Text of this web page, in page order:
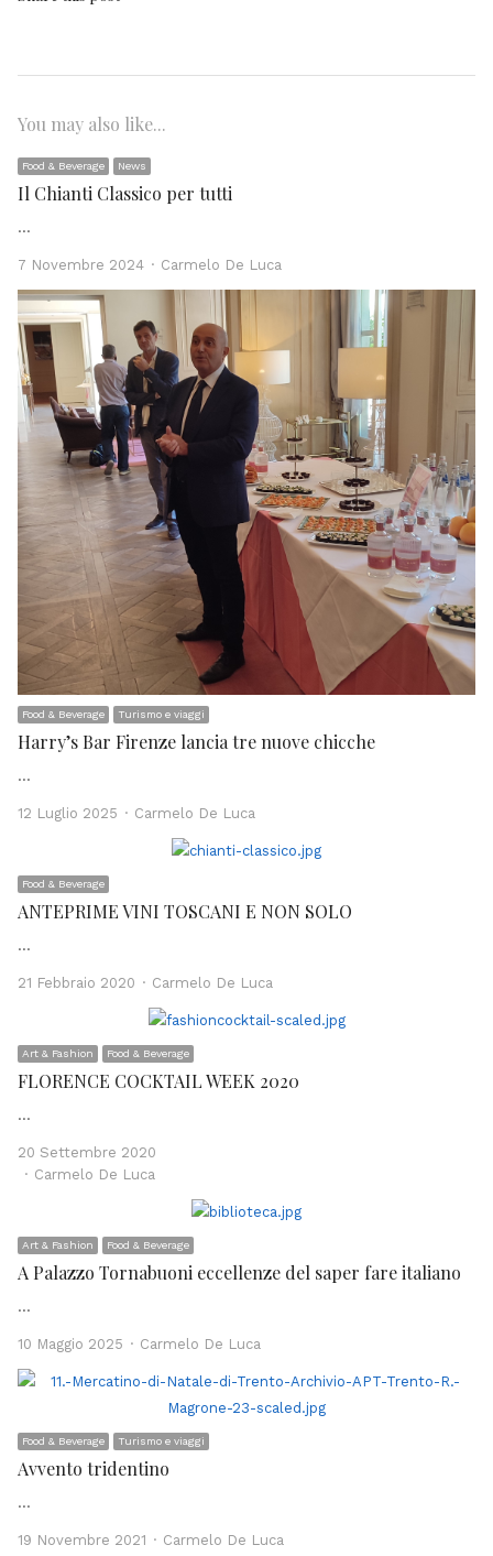
You may also like...
Food & Beverage News
Il Chianti Classico per tutti
…
7 Novembre 2024 Author
Carmelo De Luca
Food & Beverage Turismo e viaggi
Harry’s Bar Firenze lancia tre nuove chicche
…
12 Luglio 2025 Author
Carmelo De Luca
Food & Beverage
ANTEPRIME VINI TOSCANI E NON SOLO
…
21 Febbraio 2020 Author
Carmelo De Luca
Art & Fashion Food & Beverage
FLORENCE COCKTAIL WEEK 2020
…
20 Settembre 2020
Author
Carmelo De Luca
Art & Fashion Food & Beverage
A Palazzo Tornabuoni eccellenze del saper fare italiano
…
10 Maggio 2025 Author
Carmelo De Luca
Food & Beverage Turismo e viaggi
Avvento tridentino
…
19 Novembre 2021 Author
Carmelo De Luca